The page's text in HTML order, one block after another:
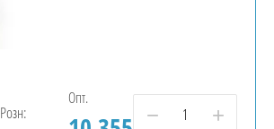
Розн:
Опт.
− +